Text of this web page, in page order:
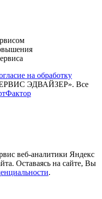
на обработку
ЭДВАЙЗЕР». Все
веб-аналитики Яндекс
Оставаясь на сайте, Вы
.